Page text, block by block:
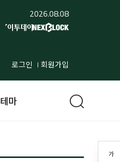
2026.08.08
로그인 회원가입
가
테마